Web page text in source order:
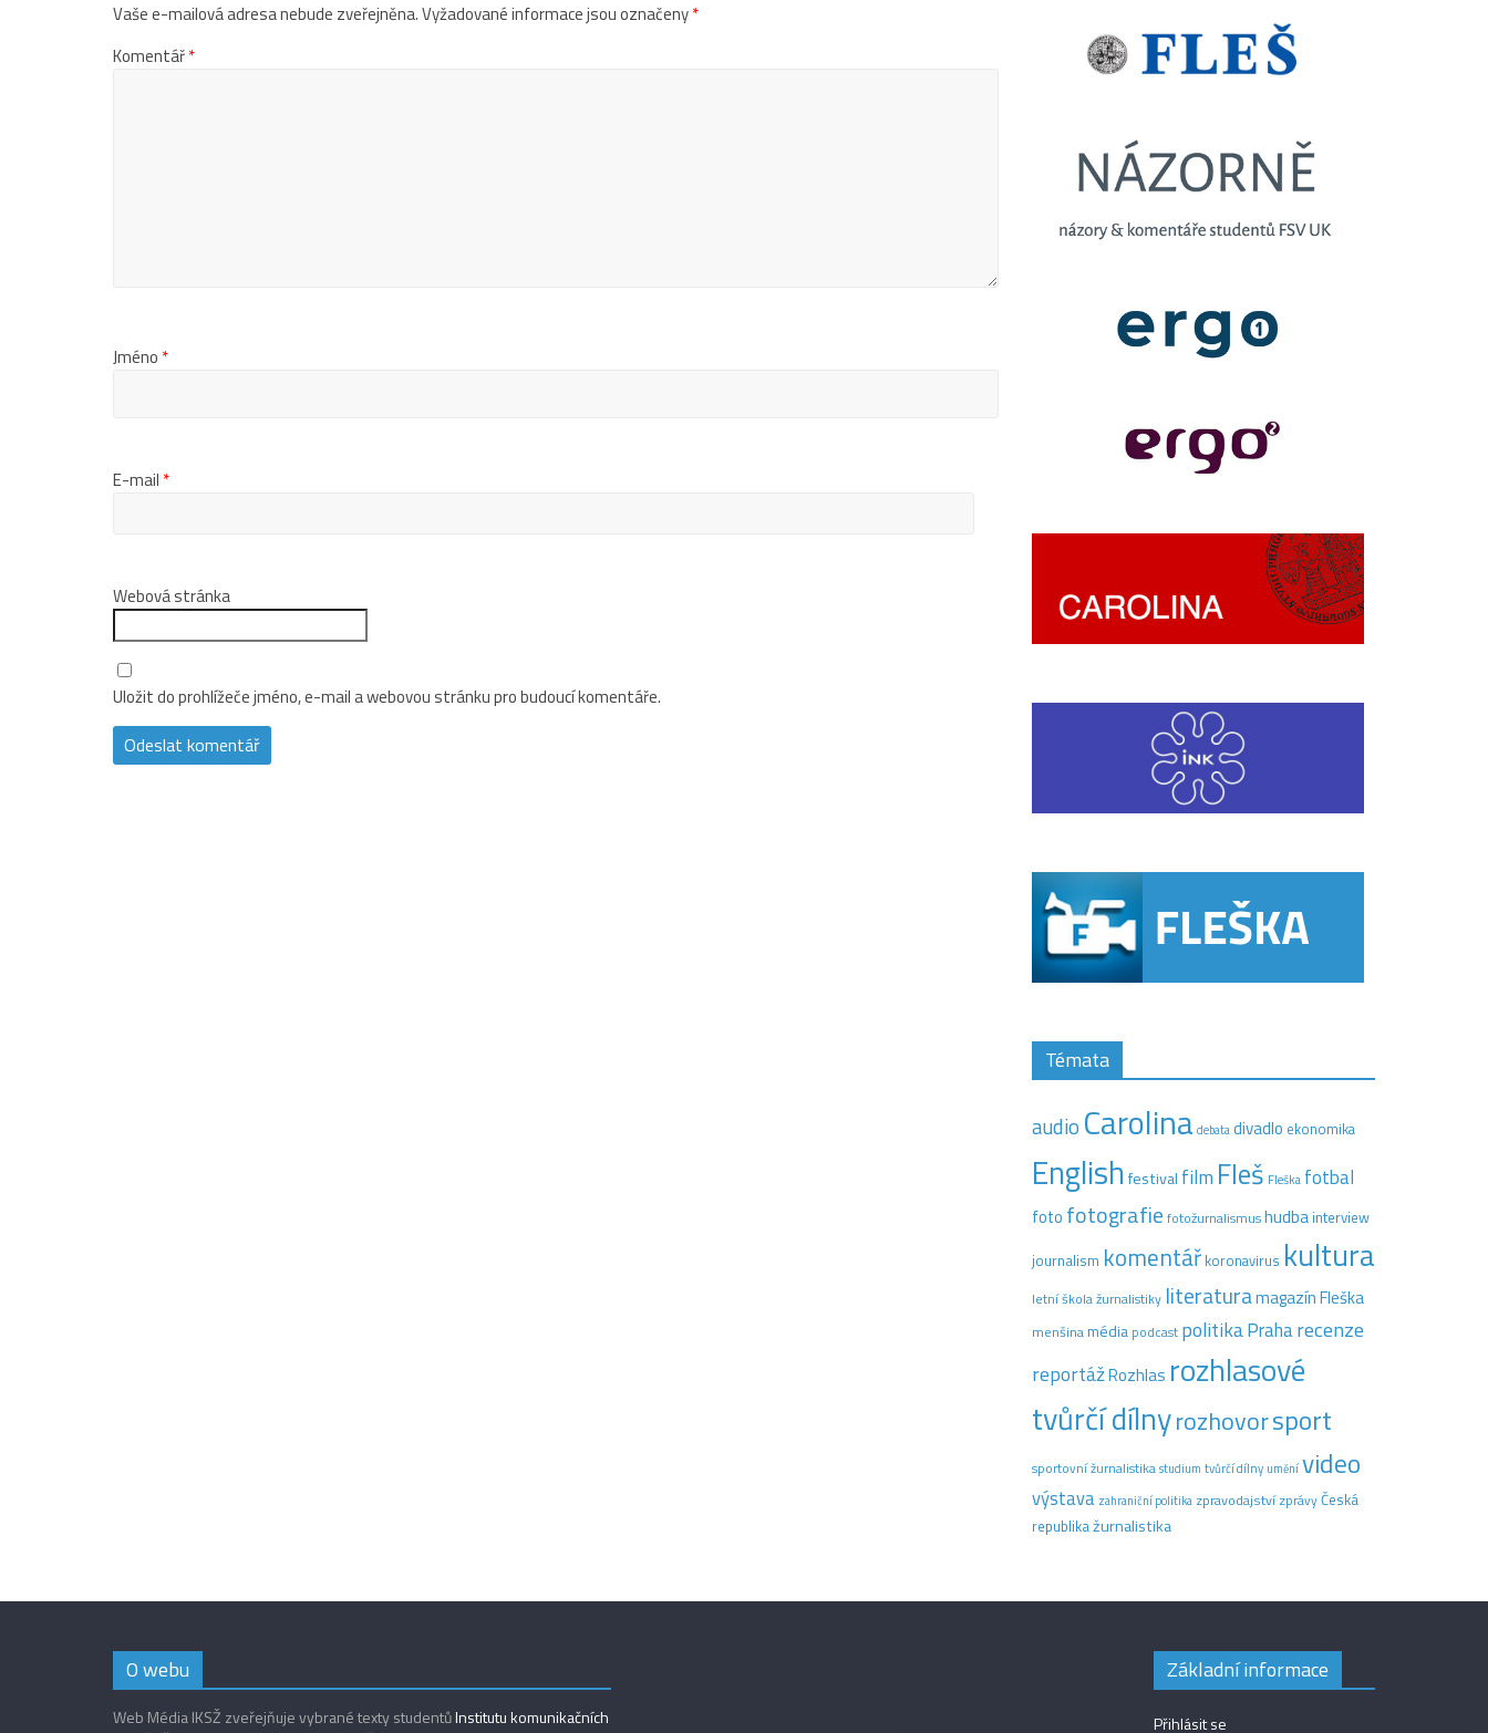
Vaše e-mailová adresa nebude zveřejněna.Vyžadované informace jsou označeny*
Komentář*
Jméno *
E-mail *
Webová stránka
Uložit do prohlížeče jméno, e-mail a webovou stránku pro budoucí komentáře.
Témata
audio Carolina debatadivadlo ekonomika
Englishfestival film Fleš Fleška fotbal
foto fotografie fotožurnalismushudba interview
journalism komentář koronavirus kultura
letní škola žurnalistiky literaturamagazín Fleška
menšinamédia podcast politikaPraharecenze
reportážRozhlas rozhlasové
tvůrčí dílnyrozhovorsport
sportovní žurnalistikastudium tvůrčí dílny uměnívideo
výstava zahraniční politika zpravodajství zprávyČeská
republikažurnalistika
O webu
Web Média IKSŽ zveřejňuje vybrané texty studentůInstitutu komunikačních
Základní informace
Přihlásit se